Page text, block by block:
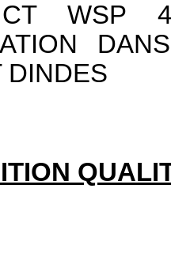
CT WSP
DINDES